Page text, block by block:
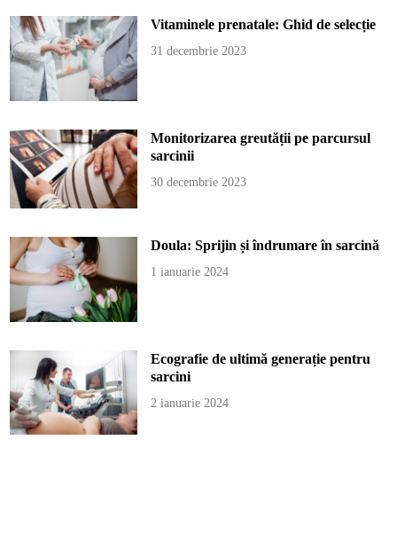
Vitaminele prenatale: Ghid de selecție
31 decembrie 2023
Monitorizarea greutății pe parcursul
sarcinii
30 decembrie 2023
Doula: Sprijin și îndrumare în sarcină
1 ianuarie 2024
Ecografie de ultimă generație pentru
sarcini
2 ianuarie 2024